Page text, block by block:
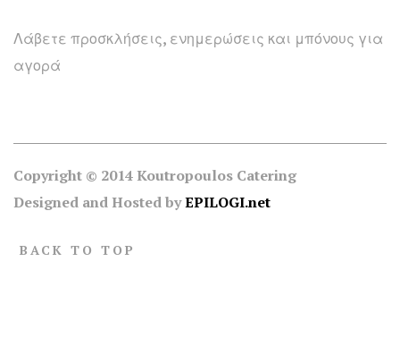
Λάβετε προσκλήσεις, ενημερώσεις και μπόνους για
αγορά
Copyright © 2014 Koutropoulos Catering
Designed and Hosted byEPILOGI.net
BACK TO TOP